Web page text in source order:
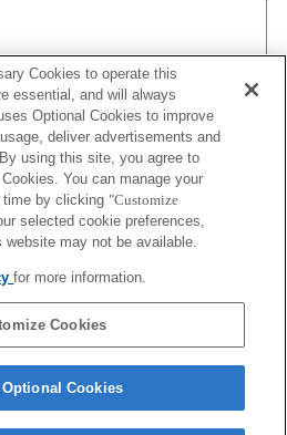
Cookies to operate this
essential, and will always
Optional Cookies to improve
deliver advertisements and
using this site, you agree to
You can manage your
time by clicking "Customize
selected cookie preferences,
may not be available.
for more information.
Cookies
Optional Cookies